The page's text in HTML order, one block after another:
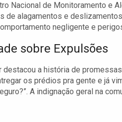
Nacional de Monitoramento e
alagamentos e
negligente e
sobre Expulsões
a história de
os prédios pra gente e já
A indignação geral na